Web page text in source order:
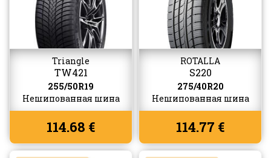
Triangle
TW421
255/50R19
Нешипованная шина
114.68 €
ROTALLA
S220
275/40R20
Нешипованная шина
114.77 €